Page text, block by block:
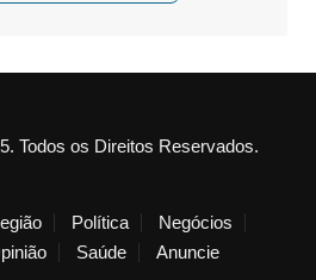
Todos os Direitos Reservados.
Política
Negócios
Saúde Anuncie